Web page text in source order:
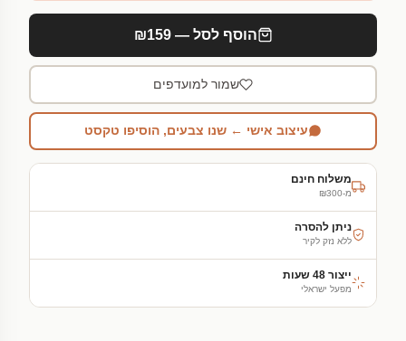
הוסף לסל — ₪159
שמור למועדפים
עיצוב אישי ← שנו צבעים, הוסיפו טקסט
משלוח חינם
מ-₪300
ניתן להסרה
ללא נזק לקיר
ייצור 48 שעות
מפעל ישראלי